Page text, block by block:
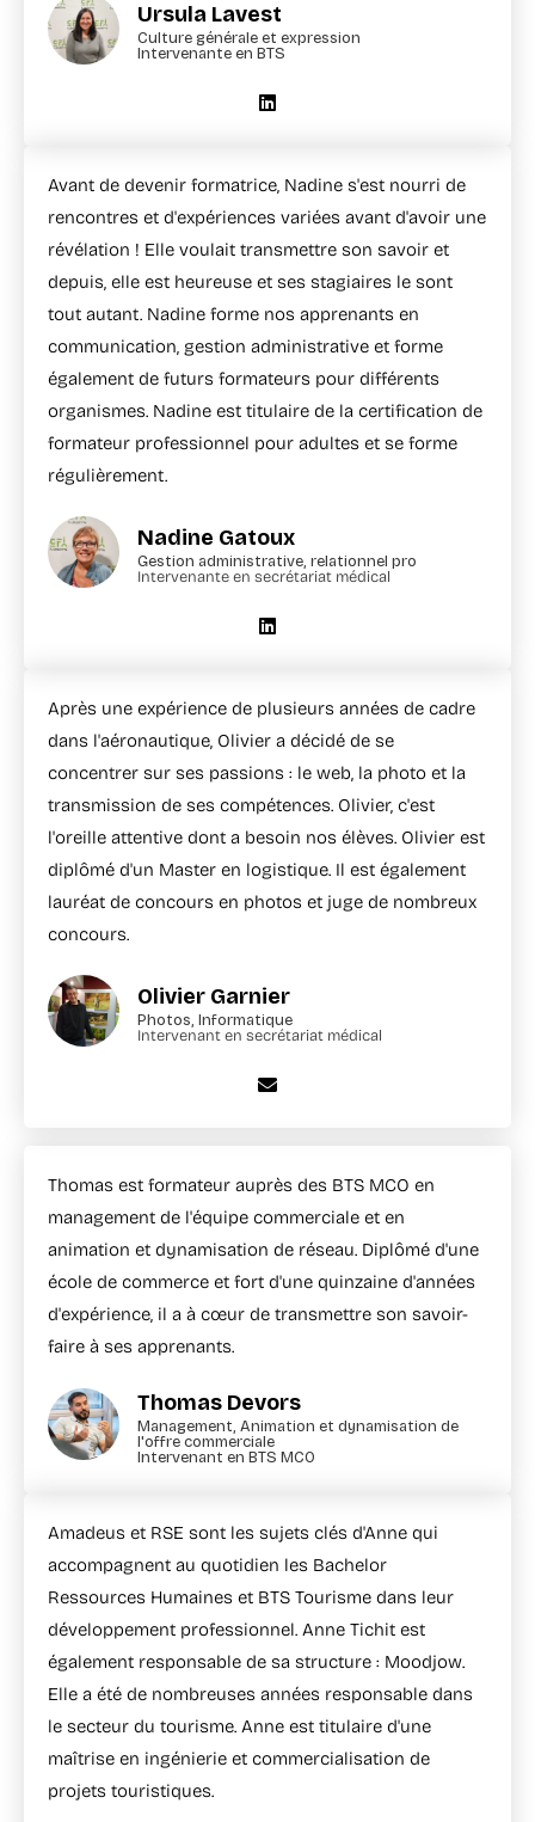
Ursula Lavest
Culture générale et expression
Intervenante en BTS
Avant de devenir formatrice, Nadine s'est nourri de
rencontres et d'expériences variées avant d'avoir une
révélation ! Elle voulait transmettre son savoir et
depuis, elle est heureuse et ses stagiaires le sont
tout autant. Nadine forme nos apprenants en
communication, gestion administrative et forme
également de futurs formateurs pour différents
organismes. Nadine est titulaire de la certification de
formateur professionnel pour adultes et se forme
régulièrement.
Nadine Gatoux
Gestion administrative, relationnel pro
Intervenante en secrétariat médical
Après une expérience de plusieurs années de cadre
dans l'aéronautique, Olivier a décidé de se
concentrer sur ses passions : le web, la photo et la
transmission de ses compétences. Olivier, c'est
l'oreille attentive dont a besoin nos élèves. Olivier est
diplômé d'un Master en logistique. Il est également
lauréat de concours en photos et juge de nombreux
concours.
Olivier Garnier
Photos, Informatique
Intervenant en secrétariat médical
Thomas est formateur auprès des BTS MCO en
management de l'équipe commerciale et en
animation et dynamisation de réseau. Diplômé d'une
école de commerce et fort d'une quinzaine d'années
d'expérience, il a à cœur de transmettre son savoir-
faire à ses apprenants.
Thomas Devors
Management, Animation et dynamisation de
l'offre commerciale
Intervenant en BTS MCO
Amadeus et RSE sont les sujets clés d'Anne qui
accompagnent au quotidien les Bachelor
Ressources Humaines et BTS Tourisme dans leur
développement professionnel. Anne Tichit est
également responsable de sa structure : Moodjow.
Elle a été de nombreuses années responsable dans
le secteur du tourisme. Anne est titulaire d'une
maîtrise en ingénierie et commercialisation de
projets touristiques.